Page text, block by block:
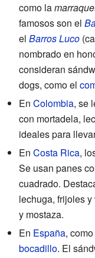
como la
famosos son el
el Barros Luco
nombrado en
consideran
dogs, como el
En Colombia, se
con mortadela,
ideales para
En Costa Rica,
Se usan panes
cuadrado.
lechuga, frijoles
y mostaza.
En España,
bocadillo. El